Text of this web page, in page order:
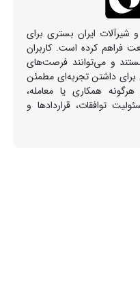
شیرآلات ایران بستری برای
فراهم کرده است. کاربران
و می‌توانند فرصت‌های
برای داشتن تجربه‌ای مطمئن
همکاری یا معامله،
توافقات، قراردادها و